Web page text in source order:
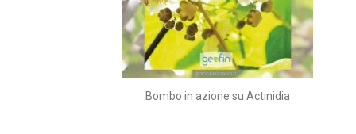
Bombo in azione su Actinidia